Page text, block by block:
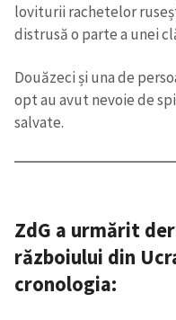
loviturii rachetelor
distrusă o parte a unei
Douăzeci și una de
opt au avut nevoie de
salvate.
ZdG a urmărit
războiului din
cronologia: